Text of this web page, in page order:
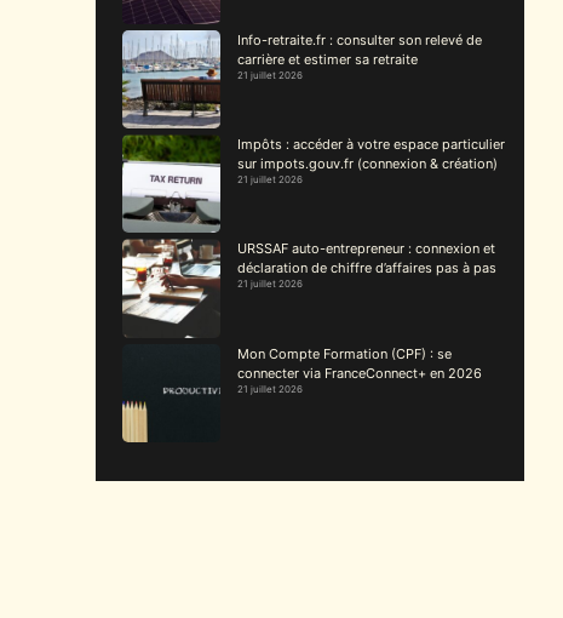
Info-retraite.fr : consulter son relevé de
carrière et estimer sa retraite
21 juillet 2026
Impôts : accéder à votre espace particulier
sur impots.gouv.fr (connexion & création)
21 juillet 2026
URSSAF auto-entrepreneur : connexion et
déclaration de chiffre d’affaires pas à pas
21 juillet 2026
Mon Compte Formation (CPF) : se
connecter via FranceConnect+ en 2026
21 juillet 2026